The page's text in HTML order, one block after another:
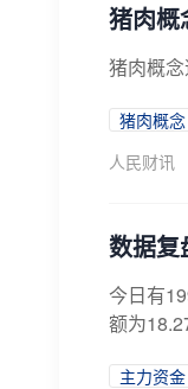
猪肉概
猪肉概
猪肉概念
人民财讯
数据复
今日有
额为
主力资金